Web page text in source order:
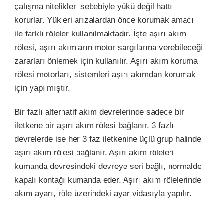
çalışma nitelikleri sebebiyle yükü değil hattı
korurlar. Yükleri arızalardan önce korumak amacı
ile farklı röleler kullanılmaktadır. İşte aşırı akım
rölesi, aşırı akımların motor sargılarına verebileceği
zararları önlemek için kullanılır. Aşırı akım koruma
rölesi motorları, sistemleri aşırı akımdan korumak
için yapılmıştır.
Bir fazlı alternatif akım devrelerinde sadece bir
iletkene bir aşırı akım rölesi bağlanır. 3 fazlı
devrelerde ise her 3 faz iletkenine üçlü grup halinde
aşırı akım rölesi bağlanır. Aşırı akım röleleri
kumanda devresindeki devreye seri bağlı, normalde
kapalı kontağı kumanda eder. Aşırı akım rölelerinde
akım ayarı, röle üzerindeki ayar vidasıyla yapılır.